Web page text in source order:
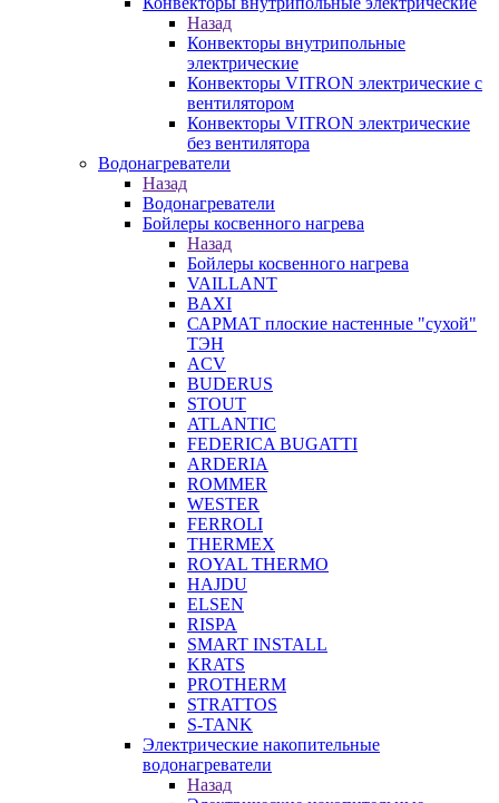
Назад
Конвекторы внутрипольные
электрические
Конвекторы VITRON электрические с
вентилятором
Конвекторы VITRON электрические
без вентилятора
Водонагреватели
Назад
Водонагреватели
Бойлеры косвенного нагрева
Назад
Бойлеры косвенного нагрева
VAILLANT
BAXI
САРМАТ плоские настенные "сухой"
ТЭН
ACV
BUDERUS
STOUT
ATLANTIC
FEDERICA BUGATTI
ARDERIA
ROMMER
WESTER
FERROLI
THERMEX
ROYAL THERMO
HAJDU
ELSEN
RISPA
SMART INSTALL
KRATS
PROTHERM
STRATTOS
S-TANK
Электрические накопительные
водонагреватели
Назад